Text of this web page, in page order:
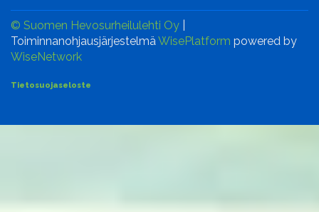
© Suomen Hevosurheilulehti Oy
ToiminnanohjausjärjestelmäWisePlatform powered by
WiseNetwork
Tietosuojaseloste